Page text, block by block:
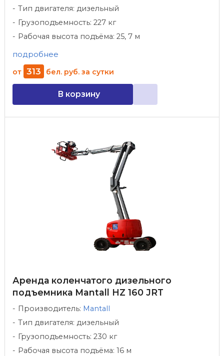
Тип двигателя: дизельный
Грузоподъемность: 227 кг
Рабочая высота подъёма: 25, 7 м
подробнее
от 313 бел. руб. за сутки
В корзину
Аренда коленчатого дизельного
подъемника Mantall HZ 160 JRT
Производитель: Mantall
Тип двигателя: дизельный
Грузоподъемность: 230 кг
Рабочая высота подъёма: 16 м